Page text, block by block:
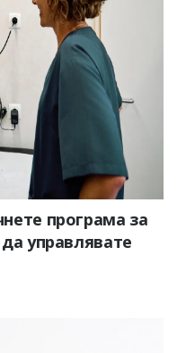
програма за
управлявате